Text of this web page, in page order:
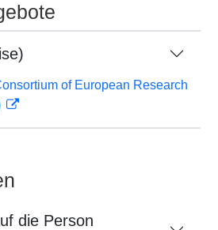
of European Research
die Person